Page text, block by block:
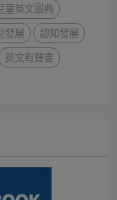
童英文圖典
發展
認知發展
英文有聲書